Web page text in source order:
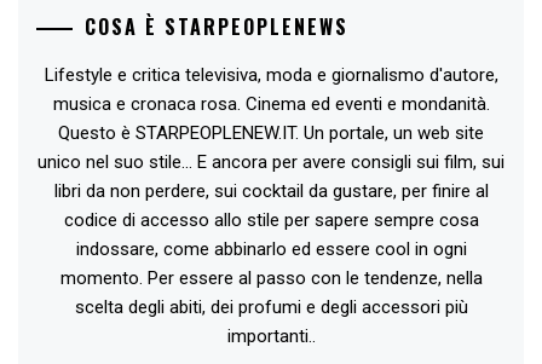
COSA È STARPEOPLENEWS
Lifestyle e critica televisiva, moda e giornalismo d'autore,
musica e cronaca rosa. Cinema ed eventi e mondanità.
Questo è STARPEOPLENEW.IT. Un portale, un web site
unico nel suo stile... E ancora per avere consigli sui film, sui
libri da non perdere, sui cocktail da gustare, per finire al
codice di accesso allo stile per sapere sempre cosa
indossare, come abbinarlo ed essere cool in ogni
momento. Per essere al passo con le tendenze, nella
scelta degli abiti, dei profumi e degli accessori più
importanti..